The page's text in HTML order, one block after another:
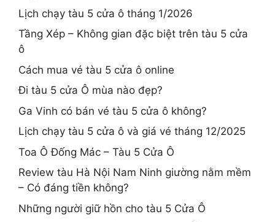
Lịch chạy tàu 5 cửa ô tháng 1/2026
Tầng Xép – Không gian đặc biệt trên tàu 5 cửa
ô
Cách mua vé tàu 5 cửa ô online
Đi tàu 5 cửa Ô mùa nào đẹp?
Ga Vinh có bán vé tàu 5 cửa ô không?
Lịch chạy tàu 5 cửa ô và giá vé tháng 12/2025
Toa Ô Đống Mác – Tàu 5 Cửa Ô
Review tàu Hà Nội Nam Ninh giường nằm mềm
– Có đáng tiền không?
Những người giữ hồn cho tàu 5 Cửa Ô